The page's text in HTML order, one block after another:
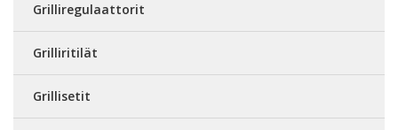
Grilliregulaattorit
Grilliritilät
Grillisetit